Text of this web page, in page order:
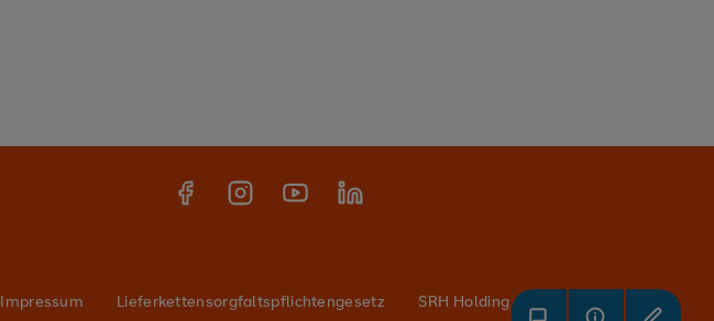
Impressum Lieferkettensorgfaltspflichtengesetz
SRH Holding